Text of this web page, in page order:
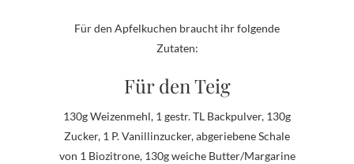
Für den Apfelkuchen braucht ihr folgende
Zutaten:
Für den Teig
130g Weizenmehl, 1 gestr. TL Backpulver, 130g
Zucker, 1 P. Vanillinzucker, abgeriebene Schale
von 1 Biozitrone, 130g weiche Butter/Margarine